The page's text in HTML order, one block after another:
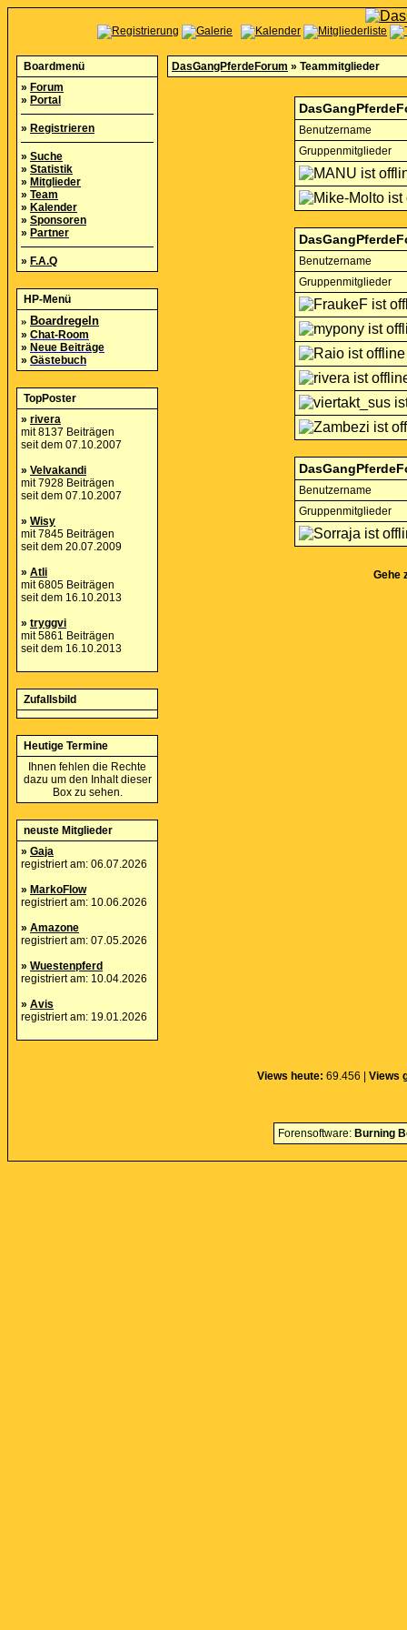
Boardmenü
» Forum
» Portal
» Registrieren
» Suche
» Statistik
» Mitglieder
» Team
» Kalender
» Sponsoren
» Partner
» F.A.Q
HP-Menü
» Boardregeln
» Chat-Room
» Neue Beiträge
» Gästebuch
TopPoster
» rivera
mit 8137 Beiträgen
seit dem 07.10.2007
» Velvakandi
mit 7928 Beiträgen
seit dem 07.10.2007
» Wisy
mit 7845 Beiträgen
seit dem 20.07.2009
» Atli
mit 6805 Beiträgen
seit dem 16.10.2013
» tryggvi
mit 5861 Beiträgen
seit dem 16.10.2013
Zufallsbild
Heutige Termine
Ihnen fehlen die Rechte
dazu um den Inhalt dieser
Box zu sehen.
neuste Mitglieder
» Gaja
registriert am: 06.07.2026
» MarkoFlow
registriert am: 10.06.2026
» Amazone
registriert am: 07.05.2026
» Wuestenpferd
registriert am: 10.04.2026
» Avis
registriert am: 19.01.2026
DasGangPferdeForum » Teammitglieder
Benutzername
Gruppenmitglieder
Benutzername
Gruppenmitglieder
Benutzername
Gruppenmitglieder
Gehe
Views heute: 69.456 | Views
Forensoftware: Burning